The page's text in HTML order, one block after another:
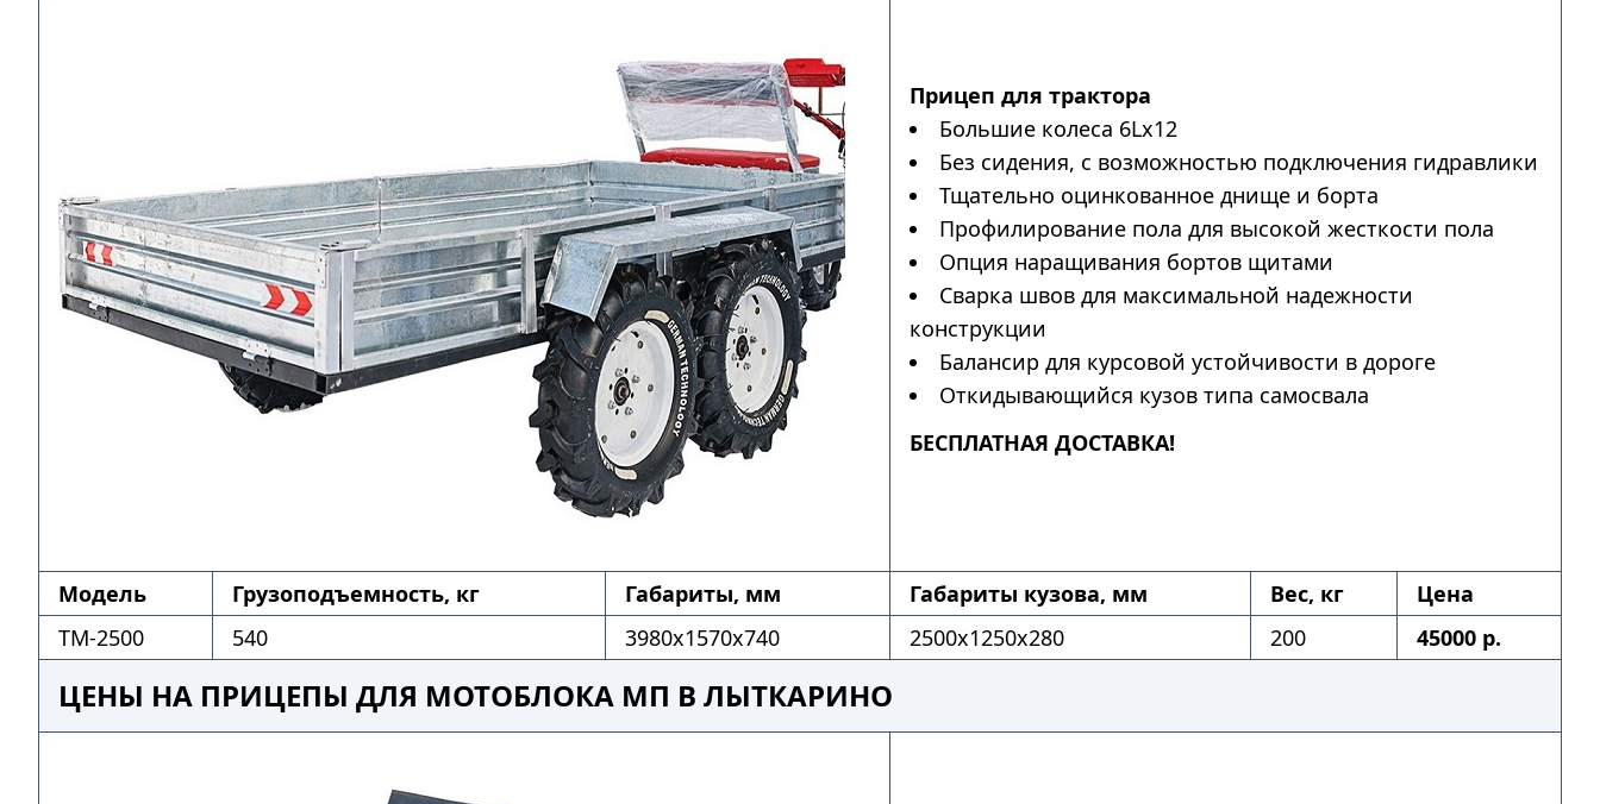
Прицеп для трактора
Большие колеса 6Lх12
Без сидения, с возможностью подключения гидравлики
Тщательно оцинкованное днище и борта
Профилирование пола для высокой жесткости пола
Опция наращивания бортов щитами
Сварка швов для максимальной надежности
конструкции
Балансир для курсовой устойчивости в дороге
Откидывающийся кузов типа самосвала
БЕСПЛАТНАЯ ДОСТАВКА!
Модель Грузоподъемность, кг Габариты, мм Габариты кузова, мм Вес, кг
Цена
ТМ-2500
540 3980x1570x740 2500x1250x280 200 45000 р.
ЦЕНЫ НА ПРИЦЕПЫ ДЛЯ МОТОБЛОКА МП В ЛЫТКАРИНО